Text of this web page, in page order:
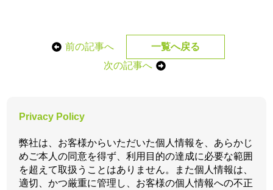
前の記事へ
一覧へ戻る
次の記事へ
Privacy Policy
弊社は、お客様からいただいた個人情報を、あらかじ
めご本人の同意を得ず、利用目的の達成に必要な範囲
を超えて取扱うことはありません。また個人情報は、
適切、かつ厳重に管理し、お客様の個人情報への不正